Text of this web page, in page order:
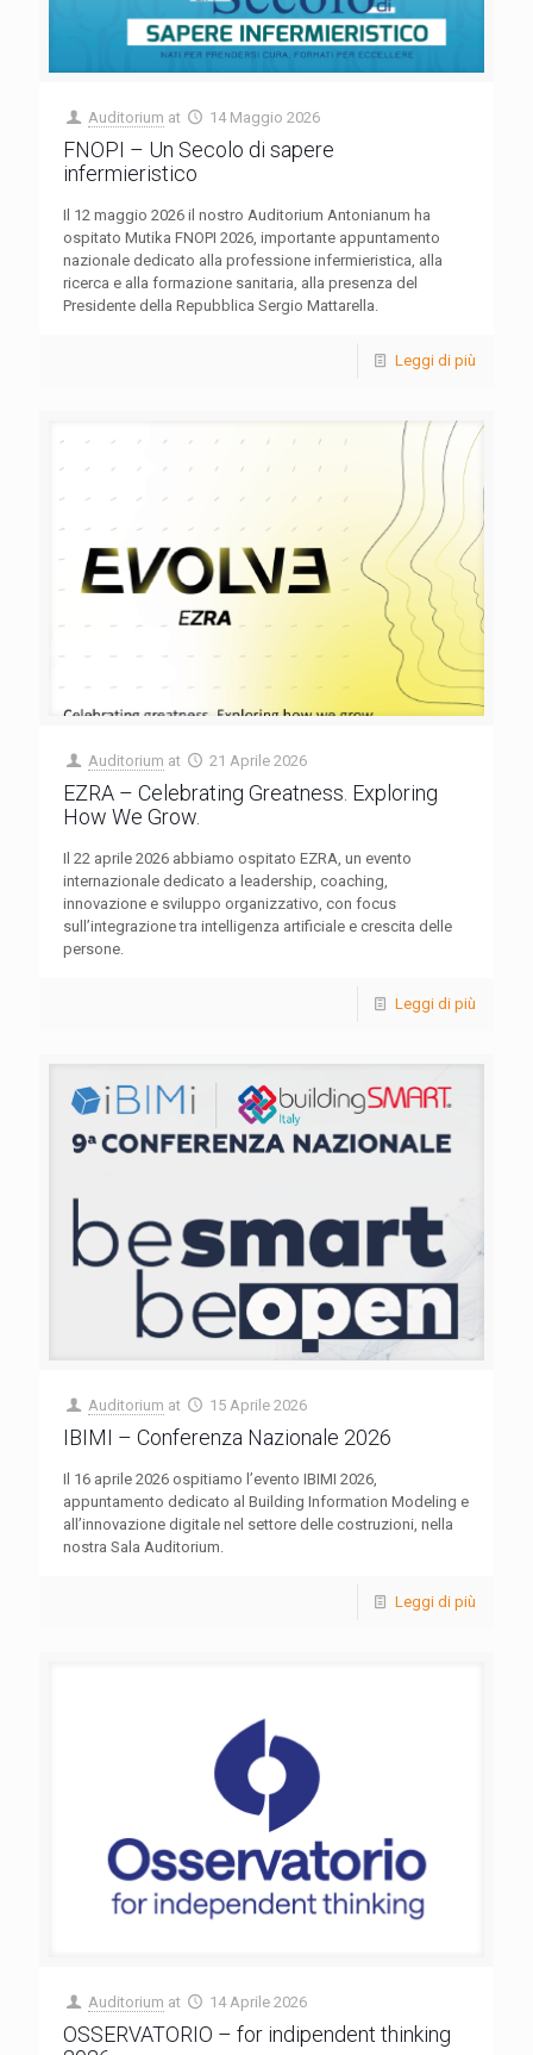
Auditorium at 14 Maggio 2026
FNOPI – Un Secolo di sapere
infermieristico
Il 12 maggio 2026 il nostro Auditorium Antonianum ha
ospitato Mutika FNOPI 2026, importante appuntamento
nazionale dedicato alla professione infermieristica, alla
ricerca e alla formazione sanitaria, alla presenza del
Presidente della Repubblica Sergio Mattarella.
Leggi di più
Auditorium at 21 Aprile 2026
EZRA – Celebrating Greatness. Exploring
How We Grow.
Il 22 aprile 2026 abbiamo ospitato EZRA, un evento
internazionale dedicato a leadership, coaching,
innovazione e sviluppo organizzativo, con focus
sull’integrazione tra intelligenza artificiale e crescita delle
persone.
Leggi di più
Auditorium at 15 Aprile 2026
IBIMI – Conferenza Nazionale 2026
Il 16 aprile 2026 ospitiamo l’evento IBIMI 2026,
appuntamento dedicato al Building Information Modeling e
all’innovazione digitale nel settore delle costruzioni, nella
nostra Sala Auditorium.
Leggi di più
Auditorium at 14 Aprile 2026
OSSERVATORIO – for indipendent thinking